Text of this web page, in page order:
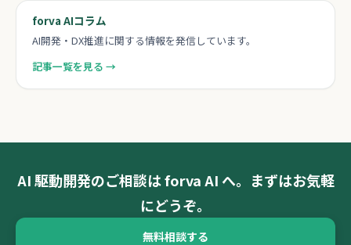
forva AIコラム
AI開発・DX推進に関する情報を発信しています。
記事一覧を見る →
AI 駆動開発のご相談は forva AI へ。まずはお気軽
にどうぞ。
無料相談する